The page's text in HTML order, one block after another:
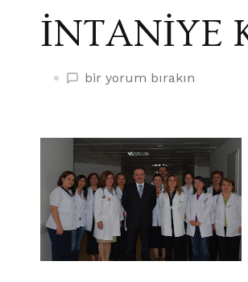
İNTANİYE
İNTANİYE
OLMALI?
üzerine
bir yorum bırakın